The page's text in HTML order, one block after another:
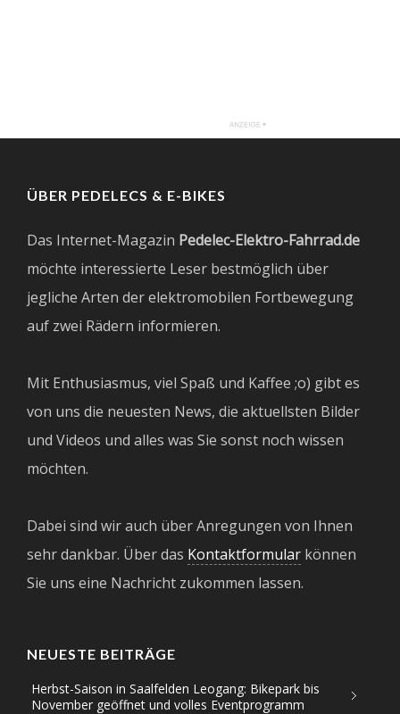
ÜBER PEDELECS & E-BIKES
Das Internet-Magazin Pedelec-Elektro-Fahrrad.de
möchte interessierte Leser bestmöglich über
jegliche Arten der elektromobilen Fortbewegung
auf zwei Rädern informieren.
Mit Enthusiasmus, viel Spaß und Kaffee ;o) gibt es
von uns die neuesten News, die aktuellsten Bilder
und Videos und alles was Sie sonst noch wissen
möchten.
Dabei sind wir auch über Anregungen von Ihnen
sehr dankbar. Über das Kontaktformular können
Sie uns eine Nachricht zukommen lassen.
NEUESTE BEITRÄGE
Herbst-Saison in Saalfelden Leogang: Bikepark bis
November geöffnet und volles Eventprogramm